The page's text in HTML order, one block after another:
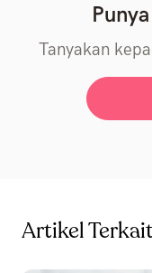
Tanyakan
Artikel